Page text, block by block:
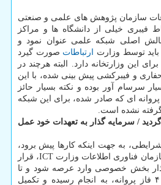
سازمان پژوهش های علمی و صنعتی
فیبری خیلی از دانشگاه ها و مراکز
اصلی شبکه علمی عنوان نمود و
باید توسط وزارت
ارتباطات صورت گیرد
این وزارتخانه دارد. البته هرچند در
و فیبرکشی پیش بینی شده، با این
سرسام آور بوده و نکته بسیار حائز
ای که صادر شده، برای این شبکه
نشده است.
/ سرمایه گذار به تعهدات خود عمل
به جهت اینکه کارها پیش برود،
در سال ۱۳۹۵ با همکاری سازمان فناوری اطلاعات وزارت ICT، قرار
بخش خصوصی وارد عرصه شود و تا
تیرماه ۹۸، تمامی مراحل ۴ فاز پروانه، به انجام رسیده و تکمیل